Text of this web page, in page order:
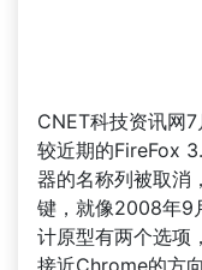
CNET科技资讯网
较近期的FireFox
器的名称列被取消
键，就像2008年9
计原型有两个选项
接近Chrome的方向